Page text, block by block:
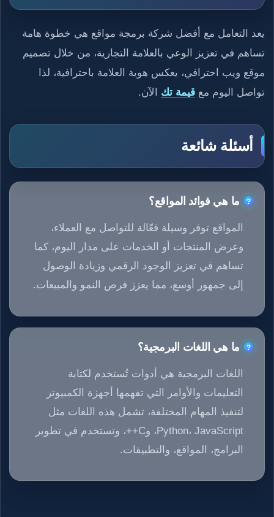
يعد التعامل مع أفضل شركة برمجة مواقع هي خطوة هامة
تساهم في تعزيز الوعي بالعلامة التجارية، من خلال تصميم
موقع ويب احترافي، يعكس هوية العلامة باحترافية، لذا
تواصل اليوم مع قيمة تك الآن.
أسئلة شائعة
ما هي فوائد المواقع؟
المواقع توفر وسيلة فعّالة للتواصل مع العملاء،
وعرض المنتجات أو الخدمات على مدار اليوم، كما
تساهم في تعزيز الوجود الرقمي وزيادة الوصول
إلى جمهور أوسع، مما يعزز فرص النمو والمبيعات.
ما هي اللغات البرمجية؟
اللغات البرمجية هي أدوات تُستخدم لكتابة
التعليمات والأوامر التي تفهمها أجهزة الكمبيوتر
لتنفيذ المهام المختلفة، تشمل هذه اللغات مثل
Python، JavaScript، وC++، وتستخدم في تطوير
البرامج، المواقع، والتطبيقات.